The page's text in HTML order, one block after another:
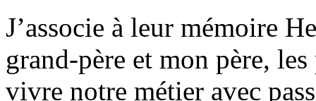
J’associe à leur mémoire
grand-père et mon père,
vivre notre métier avec